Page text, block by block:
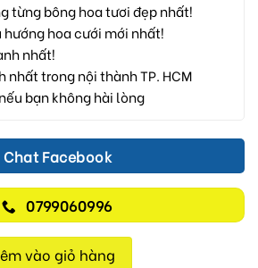
từng bông hoa tươi đẹp nhất!
hoa cưới mới nhất!
nhất!
nhất trong nội thành TP. HCM
bạn không hài lòng
Chat Facebook
0799060996
lượngvào giỏ hàng